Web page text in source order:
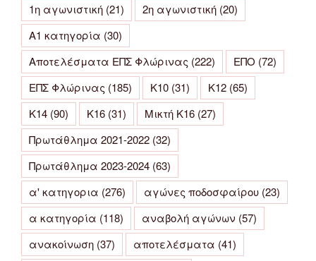
1η αγωνιστική (21) 2η αγωνιστική (20)
Α1 κατηγορία (30)
Αποτελέσματα ΕΠΣ Φλώρινας (222) ΕΠΟ (72)
ΕΠΣ Φλώρινας (185) Κ10 (31) Κ12 (65)
Κ14 (90) Κ16 (31) Μικτή Κ16 (27)
Πρωτάθλημα 2021-2022 (32)
Πρωτάθλημα 2023-2024 (63)
α' κατηγορια (276) αγώνες ποδοσφαίρου (23)
α κατηγορία (118) αναβολή αγώνων (57)
ανακοίνωση (37) αποτελέσματα (41)